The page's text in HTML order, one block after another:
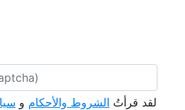
لقد قرأتُ الشروط والأحكام و